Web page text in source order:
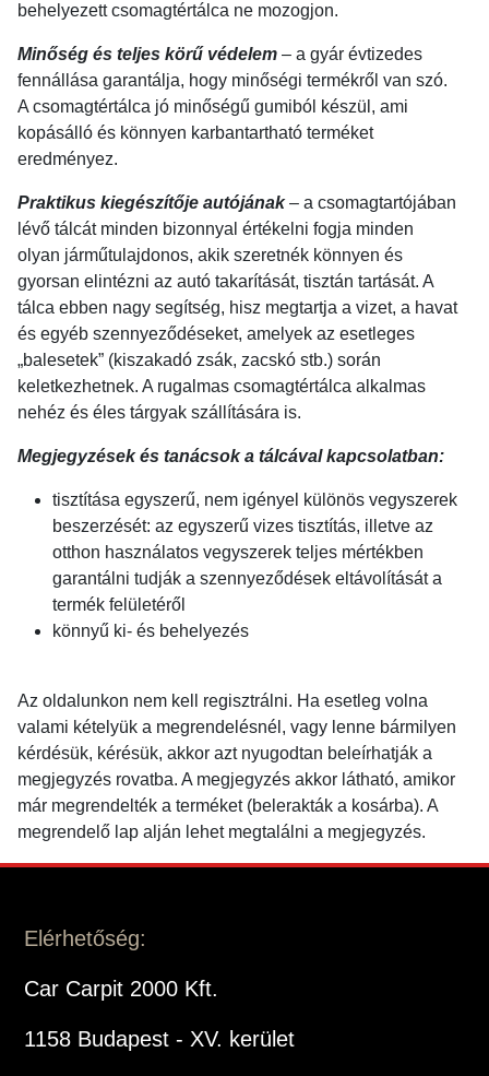
behelyezett csomagtértálca ne mozogjon.
Minőség és teljes körű védelem – a gyár évtizedes
fennállása garantálja, hogy minőségi termékről van szó.
A csomagtértálca jó minőségű gumiból készül, ami
kopásálló és könnyen karbantartható terméket
eredményez.
Praktikus kiegészítője autójának– a csomagtartójában
lévő tálcát minden bizonnyal értékelni fogja minden
olyan járműtulajdonos, akik szeretnék könnyen és
gyorsan elintézni az autó takarítását, tisztán tartását. A
tálca ebben nagy segítség, hisz megtartja a vizet, a havat
és egyéb szennyeződéseket, amelyek az esetleges
„balesetek” (kiszakadó zsák, zacskó stb.) során
keletkezhetnek. A rugalmas csomagtértálca alkalmas
nehéz és éles tárgyak szállítására is.
Megjegyzések és tanácsok a tálcával kapcsolatban:
tisztítása egyszerű, nem igényel különös vegyszerek
beszerzését: az egyszerű vizes tisztítás, illetve az
otthon használatos vegyszerek teljes mértékben
garantálni tudják a szennyeződések eltávolítását a
termék felületéről
könnyű ki- és behelyezés
Az oldalunkon nem kell regisztrálni. Ha esetleg volna
valami kételyük a megrendelésnél, vagy lenne bármilyen
kérdésük, kérésük, akkor azt nyugodtan beleírhatják a
megjegyzés rovatba. A megjegyzés akkor látható, amikor
már megrendelték a terméket (belerakták a kosárba). A
megrendelő lap alján lehet megtalálni a megjegyzés.
Elérhetőség:
Car Carpit 2000 Kft.
1158 Budapest - XV. kerület